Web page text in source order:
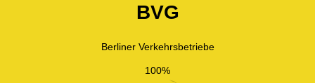
BVG
Berliner Verkehrsbetriebe
100%